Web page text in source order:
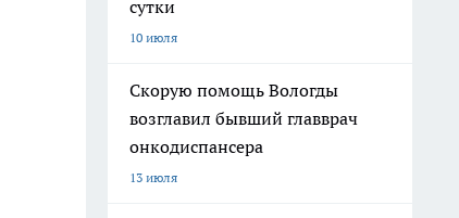
сутки
10 июля
Скорую помощь Вологды
возглавил бывший главврач
онкодиспансера
13 июля